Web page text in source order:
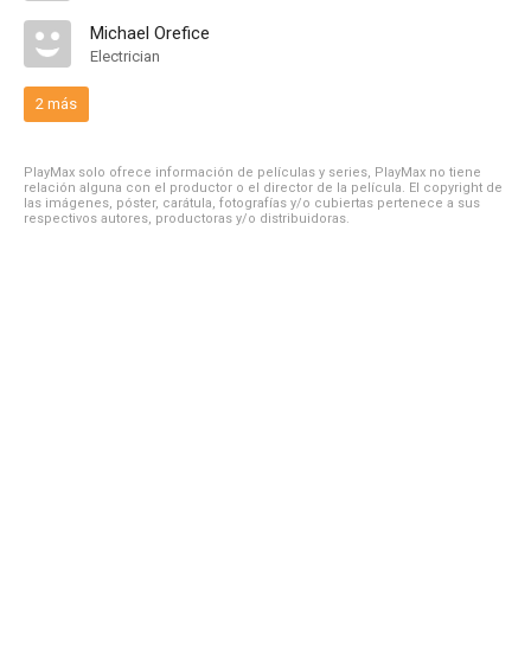
Michael Orefice
Electrician
2 más
PlayMax solo ofrece información de películas y series, PlayMax no tiene
relación alguna con el productor o el director de la película. El copyright de
las imágenes, póster, carátula, fotografías y/o cubiertas pertenece a sus
respectivos autores, productoras y/o distribuidoras.